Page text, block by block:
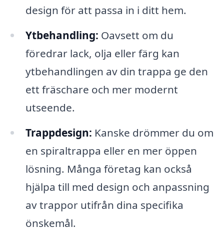
design för att passa in i ditt hem.
Ytbehandling: Oavsett om du
föredrar lack, olja eller färg kan
ytbehandlingen av din trappa ge den
ett fräschare och mer modernt
utseende.
Trappdesign: Kanske drömmer du om
en spiraltrappa eller en mer öppen
lösning. Många företag kan också
hjälpa till med design och anpassning
av trappor utifrån dina specifika
önskemål.